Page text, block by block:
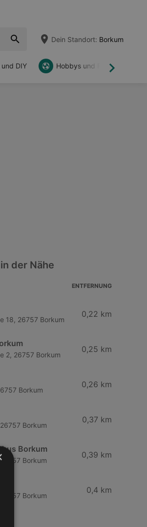
Dein Standort: Borkum
Weiter
und DIY Hobbys und Freizeit
der Nähe
ENTFERNUNG
18, 26757 Borkum
0,22 km
2, 26757 Borkum
0,25 km
Borkum
0,26 km
Borkum
0,37 km
Borkum
Borkum
0,39 km
Borkum
0,4 km